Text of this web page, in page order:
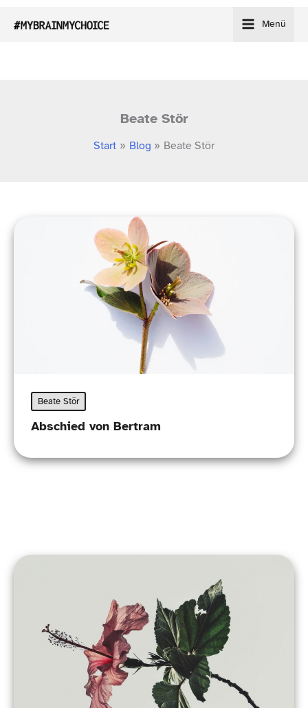
Inhalt
Menü
Beate Stör
Start Blog Beate Stör
Beate Stör
Abschied von Bertram